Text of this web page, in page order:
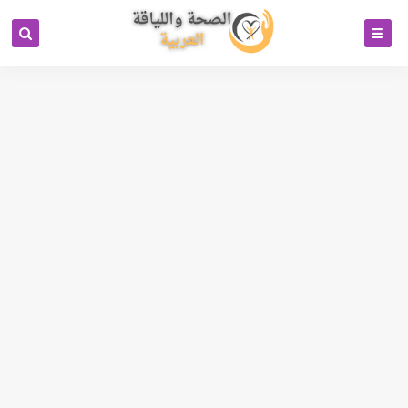
كود خاص بمحرك البحث بيتلجوجل انالتكس 4 رابط تبادل باك لينكات
Cipinet Business Directory